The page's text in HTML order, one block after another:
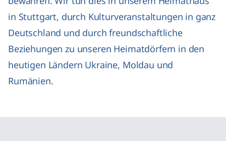
in Stuttgart, durch Kulturveranstaltungen in ganz
Deutschland und durch freundschaftliche
Beziehungen zu unseren Heimatdörfern in den
heutigen Ländern Ukraine, Moldau und
Rumänien.